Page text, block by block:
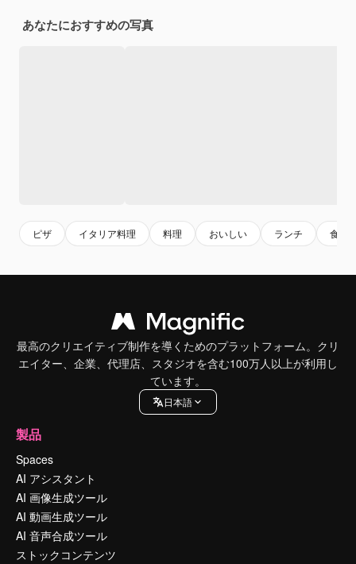
あなたにおすすめの写真
ピザ イタリア料理 料理 おいしい ランチ 食物
最高のクリエイティブ制作を導くためのプラットフォーム。クリ
エイター、企業、代理店、スタジオを含む100万人以上が利用し
ています。
日本語
製品
Spaces
AI アシスタント
AI 画像生成ツール
AI 動画生成ツール
AI 音声合成ツール
ストックコンテンツ